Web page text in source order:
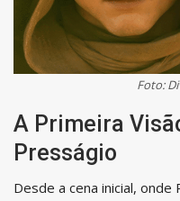
Foto:
A Primeira
Presságio
Desde a cena inicial,